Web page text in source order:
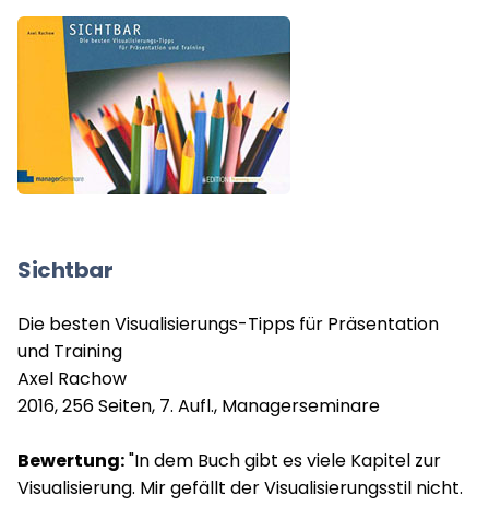
Sichtbar
Die besten Visualisierungs-Tipps für Präsentation
und Training
Axel Rachow
2016, 256 Seiten, 7. Aufl., Managerseminare
Bewertung:"In dem Buch gibt es viele Kapitel zur
Visualisierung. Mir gefällt der Visualisierungsstil nicht.